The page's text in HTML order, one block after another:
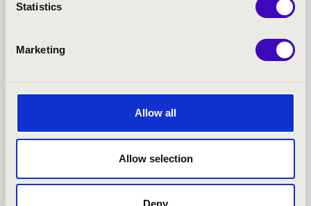
Statistics
Marketing
Allow all
Allow selection
Deny
EGER - TOVÁBBI
KONCERTEK